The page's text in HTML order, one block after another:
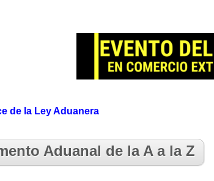
de la Ley Aduanera
Aduanal de la A a la Z